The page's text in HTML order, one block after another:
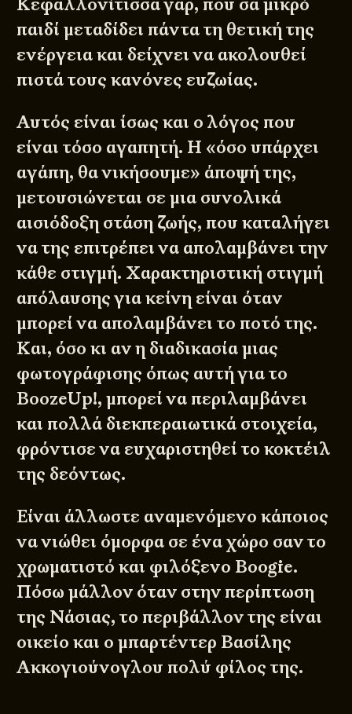
παιδί μεταδίδει πάντα τη θετική της
ενέργεια και δείχνει να ακολουθεί
πιστά τους κανόνες ευζωίας.
Αυτός είναι ίσως και ο λόγος που
είναι τόσο αγαπητή. Η «όσο υπάρχει
αγάπη, θα νικήσουμε» άποψή της,
μετουσιώνεται σε μια συνολικά
αισιόδοξη στάση ζωής, που καταλήγει
να της επιτρέπει να απολαμβάνει την
κάθε στιγμή. Χαρακτηριστική στιγμή
απόλαυσης για κείνη είναι όταν
μπορεί να απολαμβάνει το ποτό της.
Και, όσο κι αν η διαδικασία μιας
φωτογράφισης όπως αυτή για το
BoozeUp!, μπορεί να περιλαμβάνει
και πολλά διεκπεραιωτικά στοιχεία,
φρόντισε να ευχαριστηθεί το κοκτέιλ
της δεόντως.
Είναι άλλωστε αναμενόμενο κάποιος
να νιώθει όμορφα σε ένα χώρο σαν το
χρωματιστό και φιλόξενο Boogie.
Πόσω μάλλον όταν στην περίπτωση
της Νάσιας, το περιβάλλον της είναι
οικείο και ο μπαρτέντερ Βασίλης
Ακκογιούνογλου πολύ φίλος της.